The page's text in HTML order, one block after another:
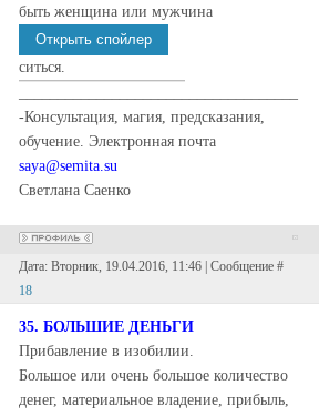
быть женщина или мужчина
ситься.
-Консультация, магия, предсказания,
обучение. Электронная почта
saya@semita.su
Светлана Саенко
Дата: Вторник, 19.04.2016, 11:46 | Сообщение #
18
35. БОЛЬШИЕ ДЕНЬГИ
Прибавление в изобилии.
Большое или очень большое количество
денег, материальное владение, прибыль,